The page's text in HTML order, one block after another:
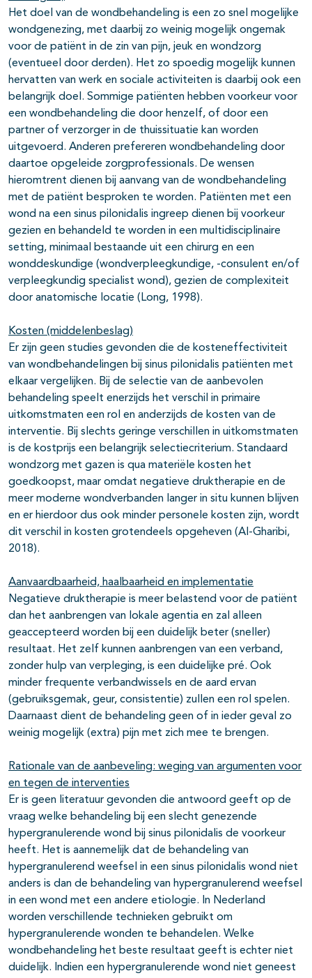
Het doel van de wondbehandeling is een zo snel mogelijke
wondgenezing, met daarbij zo weinig mogelijk ongemak
voor de patiënt in de zin van pijn, jeuk en wondzorg
(eventueel door derden). Het zo spoedig mogelijk kunnen
hervatten van werk en sociale activiteiten is daarbij ook een
belangrijk doel. Sommige patiënten hebben voorkeur voor
een wondbehandeling die door henzelf, of door een
partner of verzorger in de thuissituatie kan worden
uitgevoerd. Anderen prefereren wondbehandeling door
daartoe opgeleide zorgprofessionals. De wensen
hieromtrent dienen bij aanvang van de wondbehandeling
met de patiënt besproken te worden. Patiënten met een
wond na een sinus pilonidalis ingreep dienen bij voorkeur
gezien en behandeld te worden in een multidisciplinaire
setting, minimaal bestaande uit een chirurg en een
wonddeskundige (wondverpleegkundige, -consulent en/of
verpleegkundig specialist wond), gezien de complexiteit
door anatomische locatie (Long, 1998).
Kosten (middelenbeslag)
Er zijn geen studies gevonden die de kosteneffectiviteit
van wondbehandelingen bij sinus pilonidalis patiënten met
elkaar vergelijken. Bij de selectie van de aanbevolen
behandeling speelt enerzijds het verschil in primaire
uitkomstmaten een rol en anderzijds de kosten van de
interventie. Bij slechts geringe verschillen in uitkomstmaten
is de kostprijs een belangrijk selectiecriterium. Standaard
wondzorg met gazen is qua materiële kosten het
goedkoopst, maar omdat negatieve druktherapie en de
meer moderne wondverbanden langer in situ kunnen blijven
en er hierdoor dus ook minder personele kosten zijn, wordt
dit verschil in kosten grotendeels opgeheven (Al-Gharibi,
2018).
Aanvaardbaarheid, haalbaarheid en implementatie
Negatieve druktherapie is meer belastend voor de patiënt
dan het aanbrengen van lokale agentia en zal alleen
geaccepteerd worden bij een duidelijk beter (sneller)
resultaat. Het zelf kunnen aanbrengen van een verband,
zonder hulp van verpleging, is een duidelijke pré. Ook
minder frequente verbandwissels en de aard ervan
(gebruiksgemak, geur, consistentie) zullen een rol spelen.
Daarnaast dient de behandeling geen of in ieder geval zo
weinig mogelijk (extra) pijn met zich mee te brengen.
Rationale van de aanbeveling: weging van argumenten voor
en tegen de interventies
Er is geen literatuur gevonden die antwoord geeft op de
vraag welke behandeling bij een slecht genezende
hypergranulerende wond bij sinus pilonidalis de voorkeur
heeft. Het is aannemelijk dat de behandeling van
hypergranulerend weefsel in een sinus pilonidalis wond niet
anders is dan de behandeling van hypergranulerend weefsel
in een wond met een andere etiologie. In Nederland
worden verschillende technieken gebruikt om
hypergranulerende wonden te behandelen. Welke
wondbehandeling het beste resultaat geeft is echter niet
duidelijk. Indien een hypergranulerende wond niet geneest